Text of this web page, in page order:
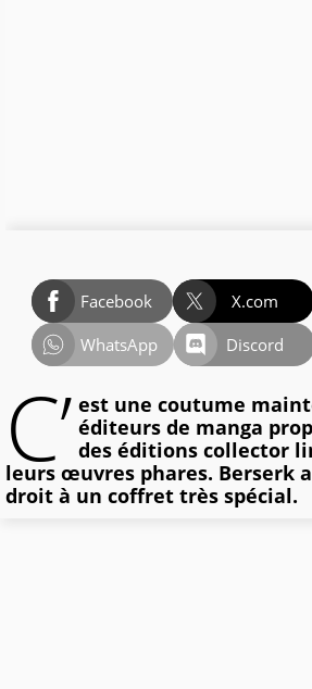
Facebook X.com
WhatsApp
Discord
C’ est une coutume
éditeurs de manga
des éditions collector
leurs œuvres phares. Berserk
droit à un coffret très spécial.